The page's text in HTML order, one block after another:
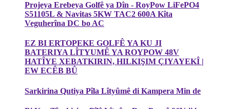
Projeya Erebeya Golfê ya Dîn - RoyPow LiFePO4
S51105L & Navitas 5KW TAC2 600A Kîta
Veguherîna DC bo AC
EZ BI ERTOPEKE GOLFÊ YA KU JI
BATERIYA LÎTYUMÊ YA ROYPOW 48V
HATÎYE XEBATKIRIN, HILKIŞIM ÇIYAYEKÎ |
EW ECÊB BÛ
Sarkirina Qutiya Pîla Lîtyûmê di Kampera Min de